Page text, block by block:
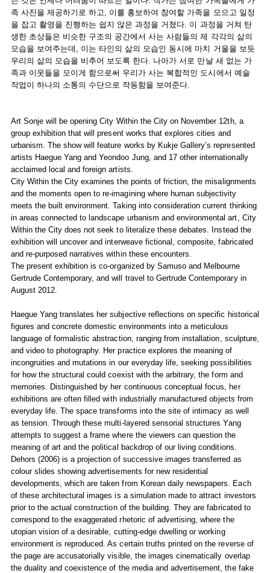
족 사진을 제공하기로 하고, 이를 홍보하여 참여할 가족을 모으고 일정
을 잡고 촬영을 진행하는 쉽지 않은 과정을 거쳤다. 이 과정을 거쳐 탄
생한 초상들은 비슷한 구조의 공간에서 사는 사람들의 제 각각의 삶의
모습을 보여주는데, 이는 타인의 삶의 모습인 동시에 마치 거울을 보듯
우리의 삶의 모습을 비추어 보도록 한다. 나아가 서로 만날 새 없는 가
족과 이웃들을 모이게 함으로써 우리가 사는 복합적인 도시에서 예술
작업이 하나의 소통의 수단으로 작동함을 보여준다.
Art Sonje will be opening City Within the City on November 12th, a
group exhibition that will present works that explores cities and
urbanism. The show will feature works by Kukje Gallery’s represented
artists Haegue Yang and Yeondoo Jung, and 17 other internationally
acclaimed local and foreign artists.
City Within the City examines the points of friction, the misalignments
and the moments open to re-imagining where human subjectivity
meets the built environment. Taking into consideration current thinking
in areas connected to landscape urbanism and environmental art, City
Within the City does not seek to literalize these debates. Instead the
exhibition will uncover and interweave fictional, composite, fabricated
and re-purposed narratives within these encounters.
The present exhibition is co-organized by Samuso and Melbourne
Gertrude Contemporary, and will travel to Gertrude Contemporary in
August 2012.
Haegue Yang translates her subjective reflections on specific historical
figures and concrete domestic environments into a meticulous
language of formalistic abstraction, ranging from installation, sculpture,
and video to photography. Her practice explores the meaning of
incongruities and mutations in our everyday life, seeking possibilities
for how the structural could coexist with the arbitrary, the form and
memories. Distinguished by her continuous conceptual focus, her
exhibitions are often filled with industrially manufactured objects from
everyday life. The space transforms into the site of intimacy as well
as tension. Through these multi-layered sensorial structures Yang
attempts to suggest a frame where the viewers can question the
meaning of art and the political backdrop of our living conditions.
Dehors (2006) is a projection of successive images transferred as
colour slides showing advertisements for new residential
developments, which are taken from Korean daily newspapers. Each
of these architectural images is a simulation made to attract investors
prior to the actual construction of the building. They are fabricated to
correspond to the exaggerated rhetoric of advertising, where the
utopian vision of a desirable, cutting-edge dwelling or working
environment is reproduced. As certain truths printed on the reverse of
the page are accusatorially visible, the images cinematically overlap
the duality and coexistence of the media and advertisement, the fake